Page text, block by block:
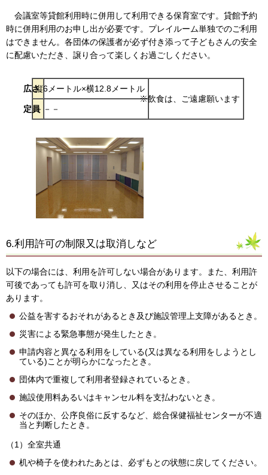
会議室等貸館利用時に併用して利用できる保育室です。貸館予約
時に併用利用のお申し出が必要です。プレイルーム単独でのご利用
はできません。各団体の保護者が必ず付き添って子どもさんの安全
に配慮いただき、譲り合って楽しくお過ごしください。
広さ縦6メートル×横12.8メートル
※飲食は、ご遠慮願います
定員－－－
6.利用許可の制限又は取消しなど
以下の場合には、利用を許可しない場合があります。また、利用許
可後であっても許可を取り消し、又はその利用を停止させることが
あります。
公益を害するおそれがあるとき及び施設管理上支障があるとき。
災害による緊急事態が発生したとき。
申請内容と異なる利用をしている(又は異なる利用をしようとし
ている)ことが明らかになったとき。
団体内で重複して利用者登録されているとき。
施設使用料あるいはキャンセル料を支払わないとき。
そのほか、公序良俗に反するなど、総合保健福祉センターが不適
当と判断したとき。
（1）全室共通
机や椅子を使われたあとは、必ずもとの状態に戻してください。